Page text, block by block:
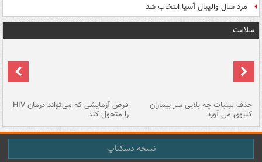
مرد سال والیبال آسیا انتخاب شد
سلامت
حذف لبنیات چه بلایی سر بیماران
کلیوی می آورد
قرص آزمایشی که می‌تواند درمان HIV
را متحول کند
نسخه دسکتاپ